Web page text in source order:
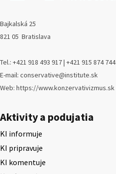
Bajkalská 25
821 05 Bratislava
Tel.: +421 918 493 917 | +421 915 874 744
E-mail: conservative@institute.sk
Web: https://www.konzervativizmus.sk
Aktivity a podujatia
KI informuje
KI pripravuje
KI komentuje